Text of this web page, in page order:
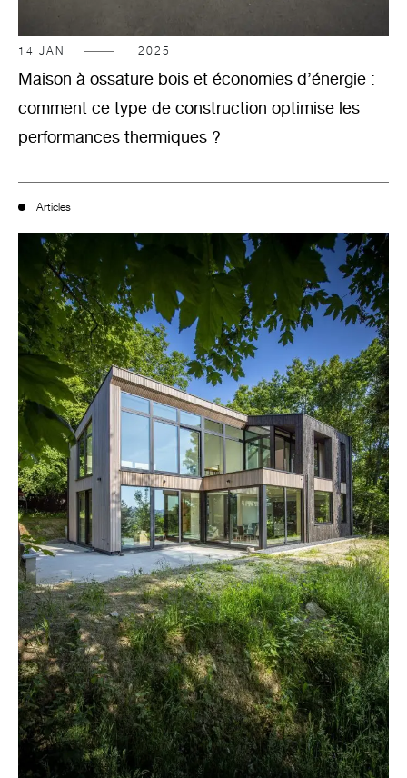
14 JAN 2025
Maison à ossature bois et économies d’énergie :
comment ce type de construction optimise les
performances thermiques ?
Articles